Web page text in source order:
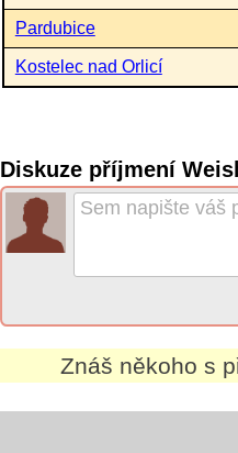
Pardubice
Kostelec nad Orlicí
Diskuze příjmení
Znáš někoho s